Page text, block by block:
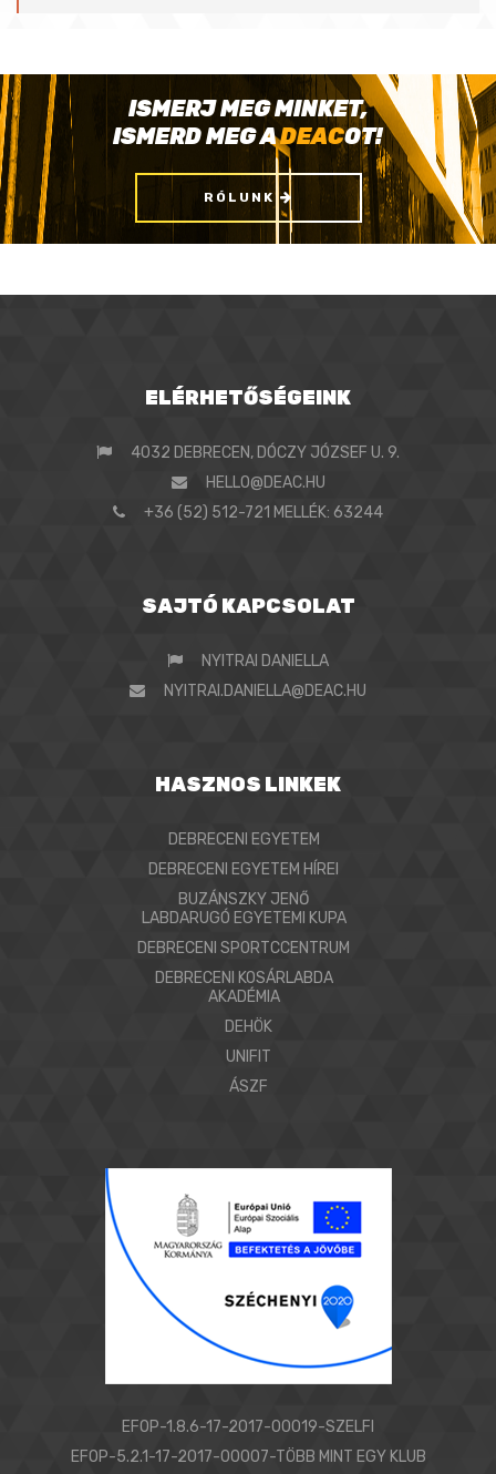
ISMERJ MEG MINKET,
ISMERD MEG ADEACOT!
RÓLUNK
ELÉRHETŐSÉGEINK
4032 DEBRECEN, DÓCZY JÓZSEF U. 9.
HELLO@DEAC.HU
+36 (52) 512-721 MELLÉK: 63244
SAJTÓ KAPCSOLAT
NYITRAI DANIELLA
NYITRAI.DANIELLA@DEAC.HU
HASZNOS LINKEK
DEBRECENI EGYETEM
DEBRECENI EGYETEM HÍREI
BUZÁNSZKY JENŐ
LABDARUGÓ EGYETEMI KUPA
DEBRECENI SPORTCCENTRUM
DEBRECENI KOSÁRLABDA
AKADÉMIA
DEHÖK
UNIFIT
ÁSZF
EFOP-1.8.6-17-2017-00019-SZELFI
EFOP-5.2.1-17-2017-00007-TÖBB MINT EGY KLUB